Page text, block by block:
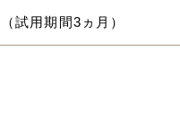
試用期間3ヵ月）